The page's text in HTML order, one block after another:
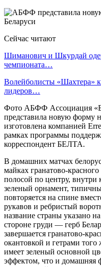
Сейчас читают
Шиманович и Шкурдай
чемпионата…
Волейболисты «Шахтера»
лидеров…
Фото АБФФ Ассоциация
представила новую форму
изготовлена компанией
рамках программы
корреспондент БЕЛТА.
В домашних матчах
майках гранатово-
полосой по центру, внутри
зеленый орнамент,
повторяется на спине
рукавов и ребристый
название страны указано
стороне груди — герб
завершается гранатово-
окантовкой и гетрами
имеет зеленый основной
эффектом, что и домашняя